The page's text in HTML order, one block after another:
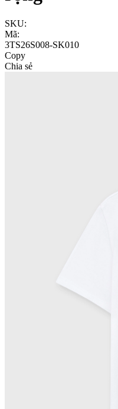
SKU:
Mã:
3TS26S008-SK010
Copy
Chia sẻ